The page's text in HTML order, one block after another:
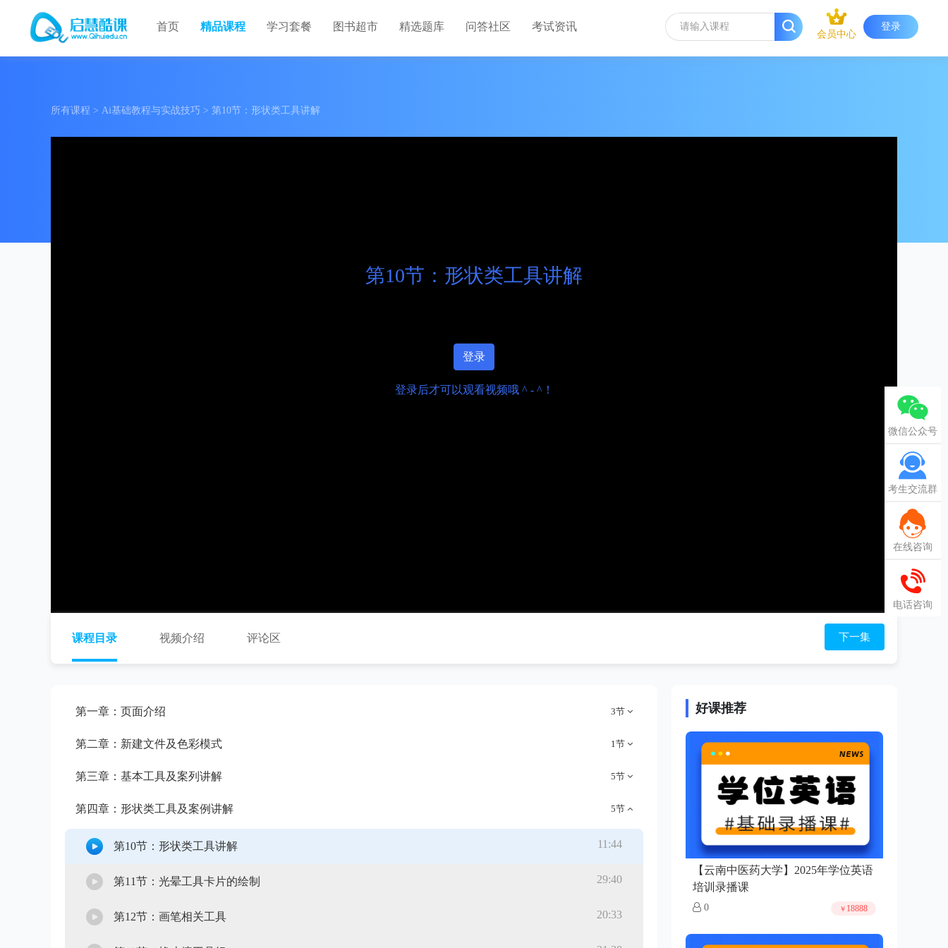
首页 精品课程 学习套餐 图书超市 精选题库 问答社区 考试资讯
会员中心
登录
所有课程 > Ai基础教程与实战技巧 > 第10节：形状类工具讲解
第10节：形状类工具讲解
登录
登录后才可以观看视频哦 ^ - ^！
下一集
课程目录 视频介绍 评论区
第一章：页面介绍 3节
第二章：新建文件及色彩模式 1节
第三章：基本工具及案列讲解 5节
第四章：形状类工具及案例讲解 5节
第10节：形状类工具讲解 11:44
第11节：光晕工具卡片的绘制 29:40
第12节：画笔相关工具 20:33
好课推荐
【云南中医药大学】2025年学位英语
培训录播课
0 ￥ 18888
微信公众号
考生交流群
在线咨询
电话咨询